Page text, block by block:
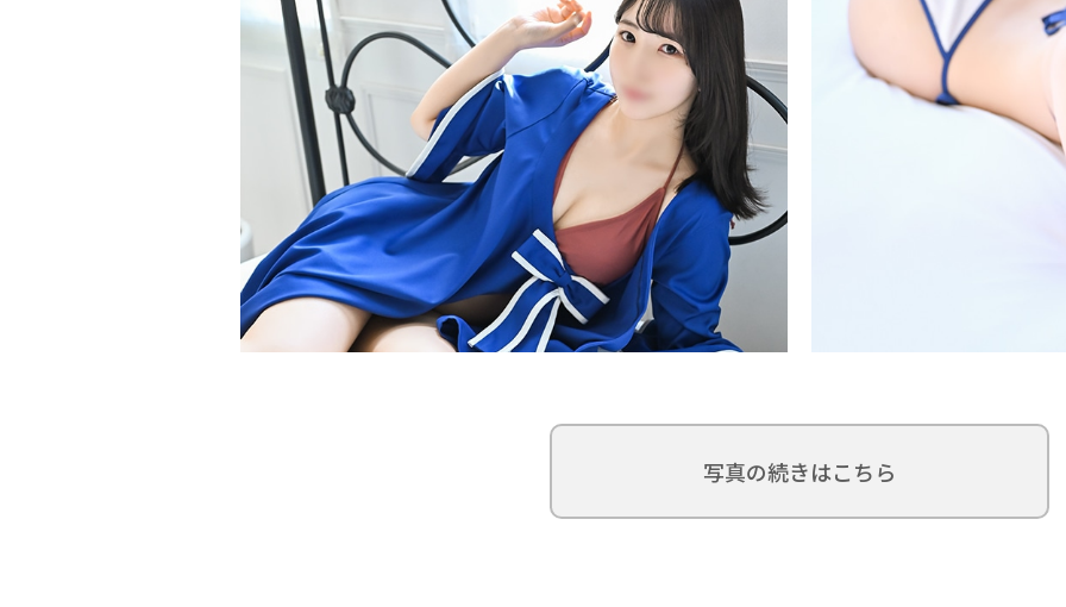
写真の続きはこちら